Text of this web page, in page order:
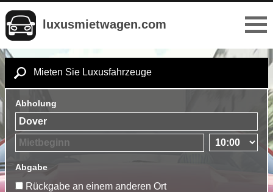
luxusmietwagen.com
Mieten Sie Luxusfahrzeuge
Abholung
Abgabe
Rückgabe an einem anderen Ort